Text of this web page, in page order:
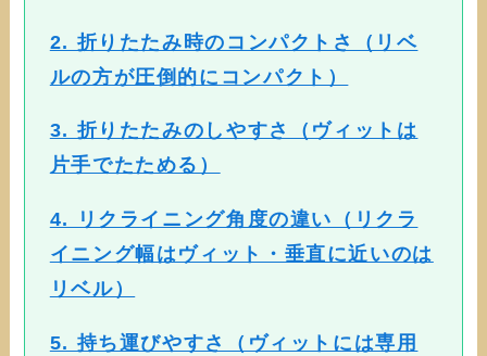
2. 折りたたみ時のコンパクトさ（リベ
ルの方が圧倒的にコンパクト）
3. 折りたたみのしやすさ（ヴィットは
片手でたためる）
4. リクライニング角度の違い（リクラ
イニング幅はヴィット・垂直に近いのは
リベル）
5. 持ち運びやすさ（ヴィットには専用